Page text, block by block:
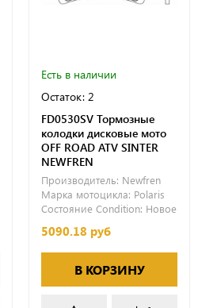
Есть в наличии
Остаток: 2
FD0530SV Тормозные
колодки дисковые мото
OFF ROAD ATV SINTER
NEWFREN
Производитель: Newfren
Марка мотоцикла: Polaris
Состояние Condition: Новое
5090.18 руб
В КОРЗИНУ